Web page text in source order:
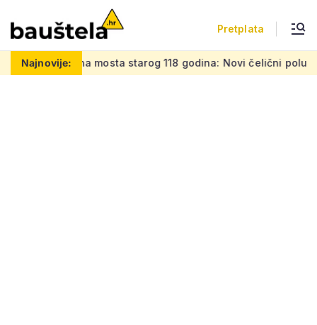
Pretplata
Najnovije:
starog 118 godina: Novi čelični poluluk lebdi nad